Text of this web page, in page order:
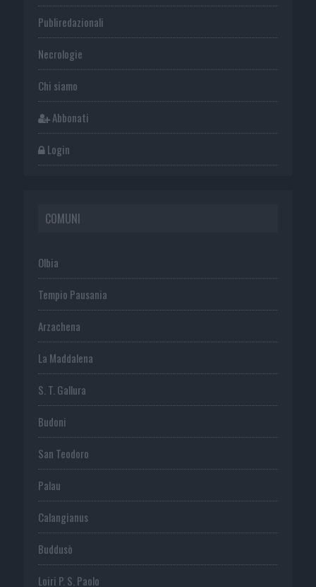
Publiredazionali
Necrologie
Chi siamo
Abbonati
Login
COMUNI
Olbia
Tempio Pausania
Arzachena
La Maddalena
S. T. Gallura
Budoni
San Teodoro
Palau
Calangianus
Buddusò
Loiri P. S. Paolo